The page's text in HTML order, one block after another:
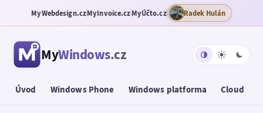
MyWebdesign.czMyInvoice.czMyÚčto.cz Radek Hulán
MyWindows.cz
Úvod Windows Phone Windows platforma Cloud